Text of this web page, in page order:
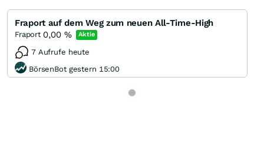
Fraport auf dem Weg zum neuen All-Time-High
Fraport 0,00 % Aktie
7 Aufrufe heute
BörsenBot gestern 15:00